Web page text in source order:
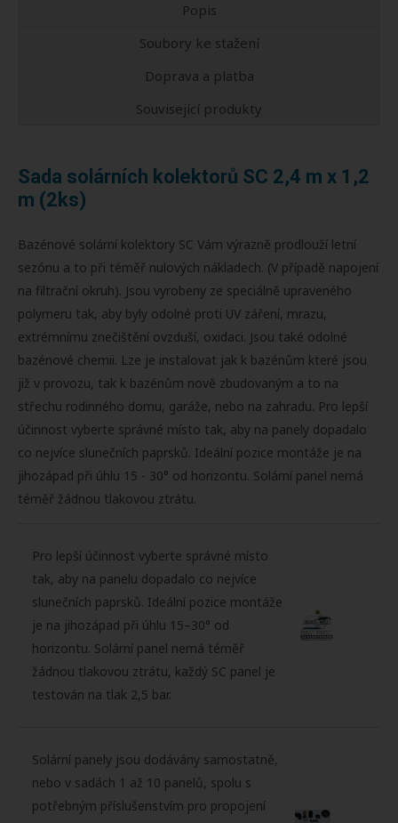
Popis
Soubory ke stažení
Doprava a platba
Související produkty
Sada solárních kolektorů SC 2,4 m x 1,2
m (2ks)
Bazénové solární kolektory SC Vám výrazně prodlouží letní
sezónu a to při téměř nulových nákladech. (V případě napojení
na filtrační okruh). Jsou vyrobeny ze speciálně upraveného
polymeru tak, aby byly odolné proti UV záření, mrazu,
extrémnímu znečištění ovzduší, oxidaci. Jsou také odolné
bazénové chemii. Lze je instalovat jak k bazénům které jsou
již v provozu, tak k bazénům nově zbudovaným a to na
střechu rodinného domu, garáže, nebo na zahradu. Pro lepší
účinnost vyberte správné místo tak, aby na panely dopadalo
co nejvíce slunečních paprsků. Ideální pozice montáže je na
jihozápad při úhlu 15 - 30° od horizontu. Solární panel nemá
téměř žádnou tlakovou ztrátu.
Pro lepší účinnost vyberte správné místo
tak, aby na panelu dopadalo co nejvíce
slunečních paprsků. Ideální pozice montáže
je na jihozápad při úhlu 15–30° od
horizontu. Solární panel nemá téměř
žádnou tlakovou ztrátu, každý SC panel je
testován na tlak 2,5 bar.
Solární panely jsou dodávány samostatně,
nebo v sadách 1 až 10 panelů, spolu s
potřebným příslušenstvím pro propojení